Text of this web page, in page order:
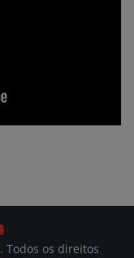
. Todos os direitos